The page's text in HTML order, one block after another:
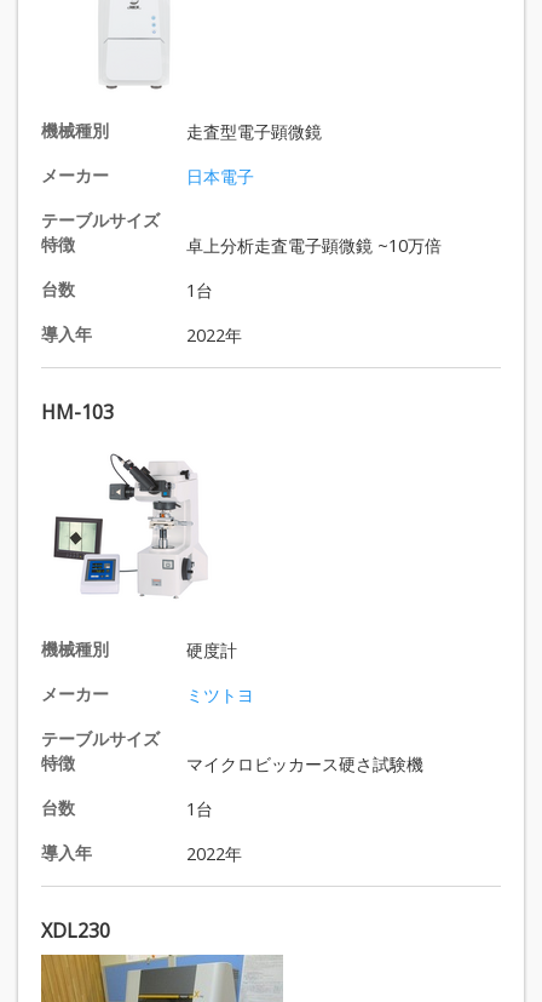
機械種別
走査型電子顕微鏡
メーカー
日本電子
テーブルサイズ
特徴
卓上分析走査電子顕微鏡 ~10万倍
台数
1台
導入年
2022年
HM-103
機械種別
硬度計
メーカー
ミツトヨ
テーブルサイズ
特徴
マイクロビッカース硬さ試験機
台数
1台
導入年
2022年
XDL230